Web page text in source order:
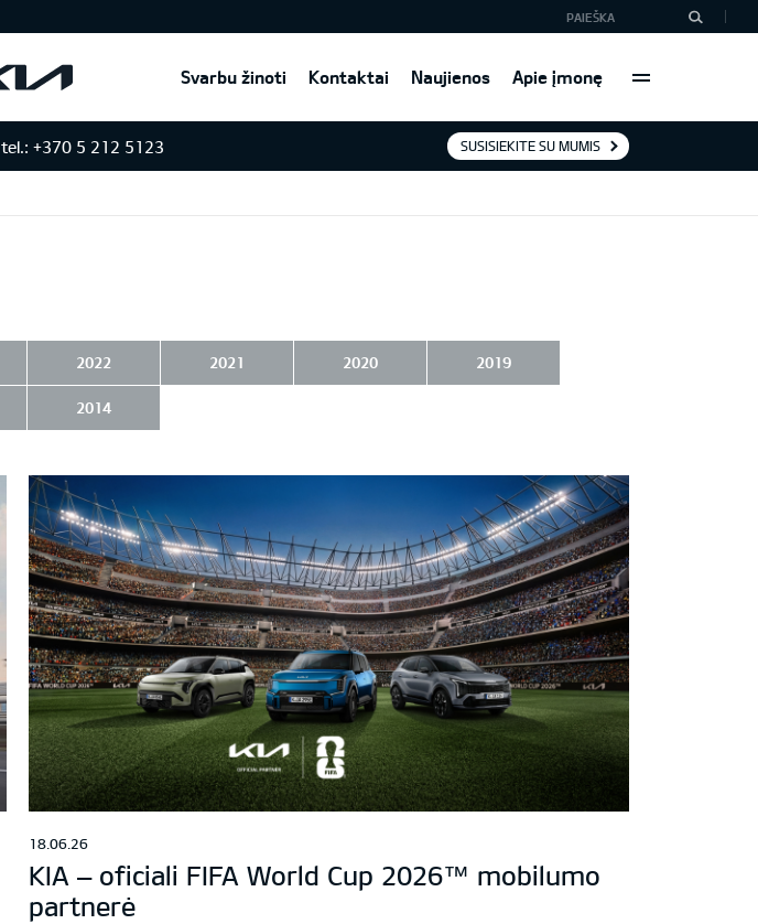
Svarbu žinoti Kontaktai Naujienos Apie įmonę
tel.: +370 5 212 5123 SUSISIEKITE SU MUMIS
2022 2021 2020 2019
2014
18.06.26
KIA – oficiali FIFA World Cup 2026™ mobilumo
partnerė